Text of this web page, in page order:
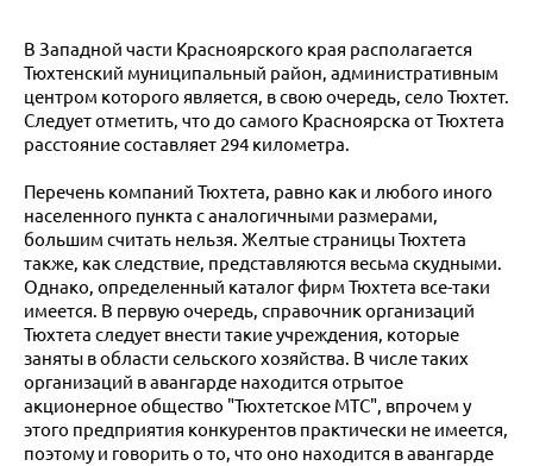
В Западной части Красноярского края располагается
Тюхтенский муниципальный район, административным
центром которого является, в свою очередь, село Тюхтет.
Следует отметить, что до самого Красноярска от Тюхтета
расстояние составляет 294 километра.
Перечень компаний Тюхтета, равно как и любого иного
населенного пункта с аналогичными размерами,
большим считать нельзя. Желтые страницы Тюхтета
также, как следствие, представляются весьма скудными.
Однако, определенный каталог фирм Тюхтета все-таки
имеется. В первую очередь, справочник организаций
Тюхтета следует внести такие учреждения, которые
заняты в области сельского хозяйства. В числе таких
организаций в авангарде находится отрытое
акционерное общество "Тюхтетское МТС", впрочем у
этого предприятия конкурентов практически не имеется,
поэтому и говорить о то, что оно находится в авангарде